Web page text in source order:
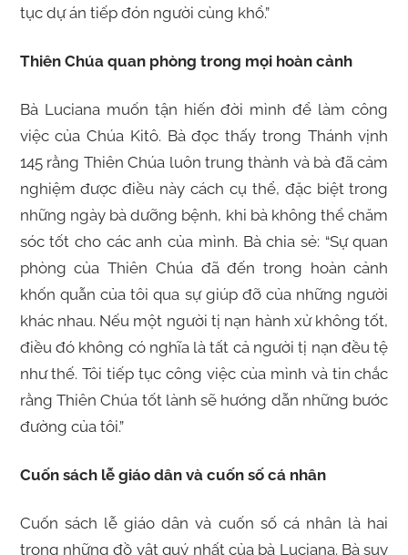
tục dự án tiếp đón người cùng khổ.”
Thiên Chúa quan phòng trong mọi hoàn cảnh
Bà Luciana muốn tận hiến đời mình để làm công
việc của Chúa Kitô. Bà đọc thấy trong Thánh vịnh
145 rằng Thiên Chúa luôn trung thành và bà đã cảm
nghiệm được điều này cách cụ thể, đặc biệt trong
những ngày bà dưỡng bệnh, khi bà không thể chăm
sóc tốt cho các anh của mình. Bà chia sẻ: “Sự quan
phòng của Thiên Chúa đã đến trong hoàn cảnh
khốn quẫn của tôi qua sự giúp đỡ của những người
khác nhau. Nếu một người tị nạn hành xử không tốt,
điều đó không có nghĩa là tất cả người tị nạn đều tệ
như thế. Tôi tiếp tục công việc của mình và tin chắc
rằng Thiên Chúa tốt lành sẽ hướng dẫn những bước
đường của tôi.”
Cuốn sách lễ giáo dân và cuốn số cá nhân
Cuốn sách lễ giáo dân và cuốn số cá nhân là hai
trong những đồ vật quý nhất của bà Luciana. Bà suy